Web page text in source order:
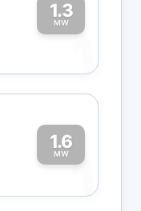
1.3
MW
1
1.6
MW1